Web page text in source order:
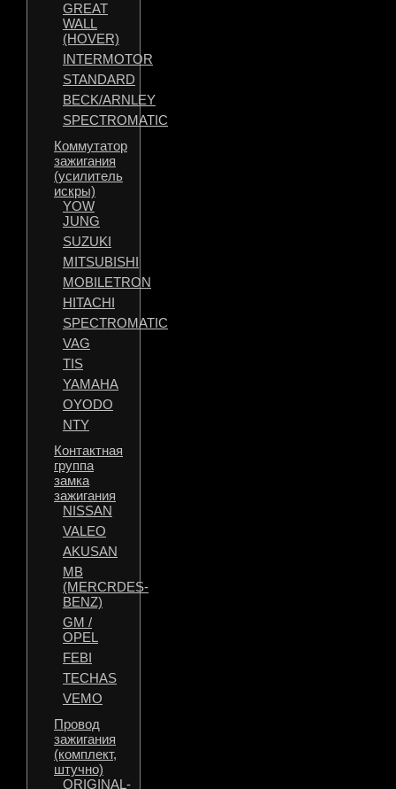
GREAT
WALL
(HOVER)
INTERMOTOR
STANDARD
BECK/ARNLEY
SPECTROMATIC
Коммутатор
зажигания
(усилитель
искры)
YOW
JUNG
SUZUKI
MITSUBISHI
MOBILETRON
HITACHI
SPECTROMATIC
VAG
TIS
YAMAHA
OYODO
NTY
Контактная
группа
замка
зажигания
NISSAN
VALEO
AKUSAN
MB
(MERCRDES-
BENZ)
GM /
OPEL
FEBI
TECHAS
VEMO
Провод
зажигания
(комплект,
штучно)
ORIGINAL-